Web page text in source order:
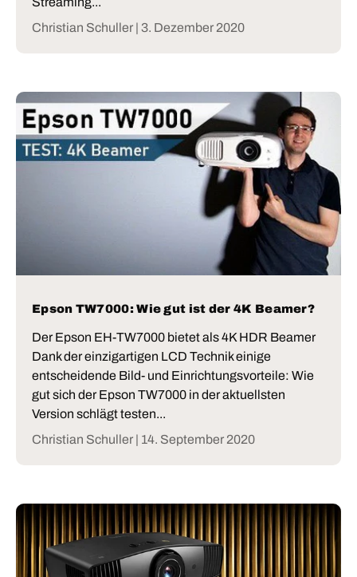
Christian Schuller | 3. Dezember 2020
Epson TW7000: Wie gut ist der 4K Beamer?
Der Epson EH-TW7000 bietet als 4K HDR Beamer
Dank der einzigartigen LCD Technik einige
entscheidende Bild- und Einrichtungsvorteile: Wie
gut sich der Epson TW7000 in der aktuellsten
Version schlägt testen...
Christian Schuller | 14. September 2020